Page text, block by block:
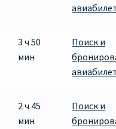
3 ч 50
мин
Поиск и
2 ч 45
мин
Поиск и